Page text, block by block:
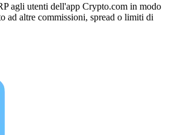
agli utenti dell'app Crypto.com in modo
ad altre commissioni, spread o limiti di